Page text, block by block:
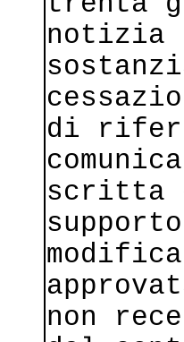
notizia
di
scritta
non